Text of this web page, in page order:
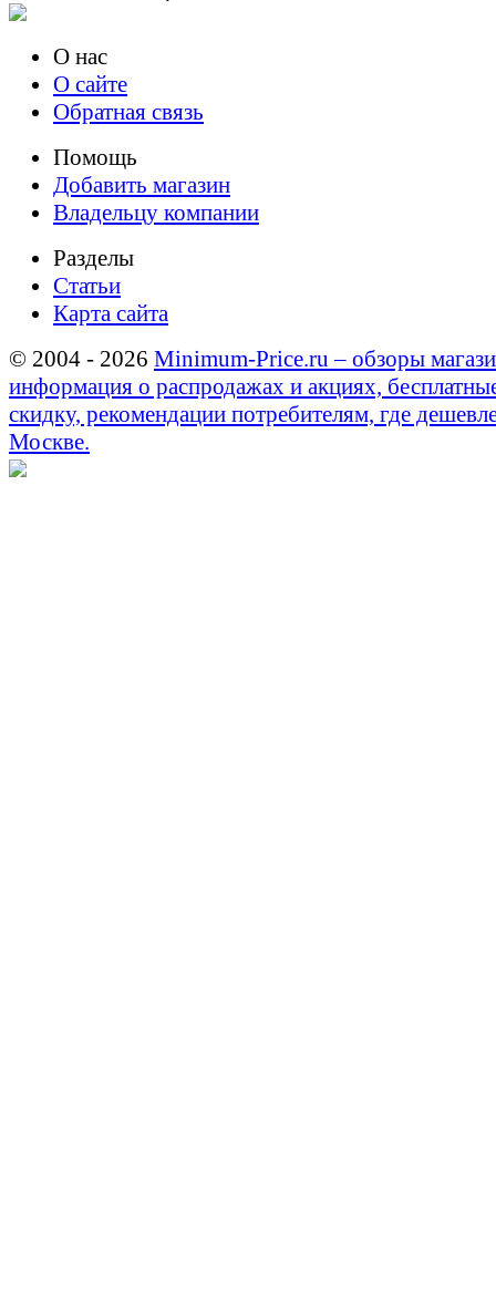
О нас
О сайте
Обратная связь
Помощь
Добавить магазин
Владельцу компании
Разделы
Статьи
Карта сайта
© 2004 - 2026 Minimum-Price.ru – обзоры
информация о распродажах и акциях,
скидку, рекомендации потребителям, где
Москве.